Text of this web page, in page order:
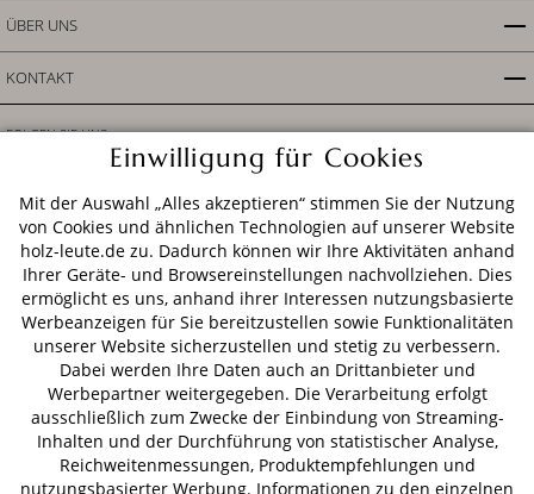
ÜBER UNS
KONTAKT
ZAHLUNGSARTEN VERSAND
FOLGEN SIE UNS
AUSZEICHNUNGEN
AGB Datenschutz
Impressum
© 2026 HOLZ-LEUTE
Einwilligung für Cookies
Mit der Auswahl „Alles akzeptieren“ stimmen Sie der Nutzung
von Cookies und ähnlichen Technologien auf unserer Website
holz-leute.de zu. Dadurch können wir Ihre Aktivitäten anhand
Ihrer Geräte- und Browsereinstellungen nachvollziehen. Dies
ermöglicht es uns, anhand ihrer Interessen nutzungsbasierte
Werbeanzeigen für Sie bereitzustellen sowie Funktionalitäten
unserer Website sicherzustellen und stetig zu verbessern.
Dabei werden Ihre Daten auch an Drittanbieter und
Werbepartner weitergegeben. Die Verarbeitung erfolgt
ausschließlich zum Zwecke der Einbindung von Streaming-
Inhalten und der Durchführung von statistischer Analyse,
Reichweitenmessungen, Produktempfehlungen und
nutzungsbasierter Werbung. Informationen zu den einzelnen